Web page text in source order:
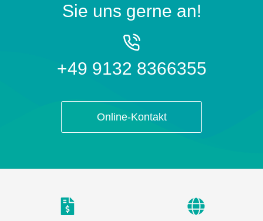
Sie uns gerne an!
+49 9132 8366355
Online-Kontakt